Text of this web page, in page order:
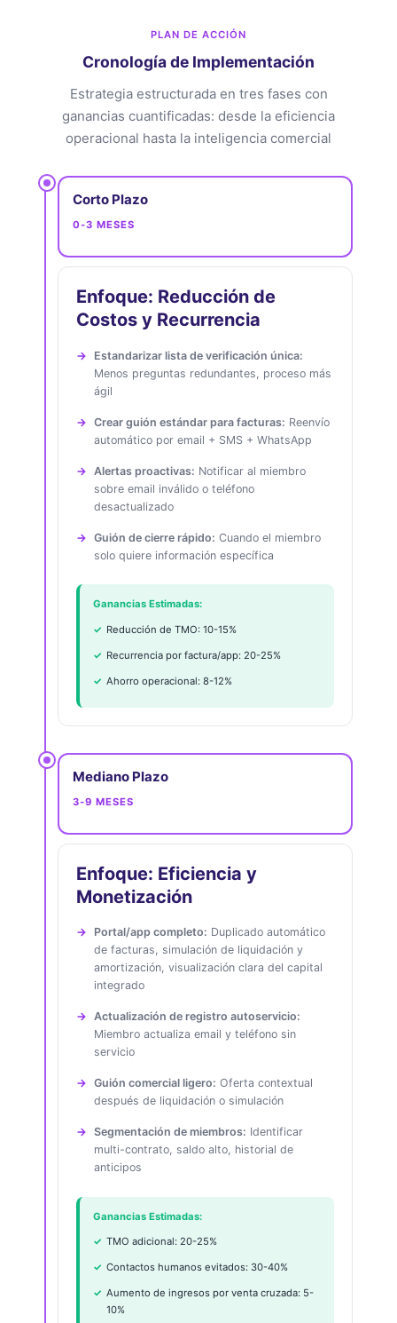
PLAN DE ACCIÓN
Cronología de Implementación
Estrategia estructurada en tres fases con
ganancias cuantificadas: desde la eficiencia
operacional hasta la inteligencia comercial
Corto Plazo
0-3 MESES
Enfoque: Reducción de
Costos y Recurrencia
Estandarizar lista de verificación única:
Menos preguntas redundantes, proceso más
ágil
Crear guión estándar para facturas: Reenvío
automático por email + SMS + WhatsApp
Alertas proactivas: Notificar al miembro
sobre email inválido o teléfono
desactualizado
Guión de cierre rápido: Cuando el miembro
solo quiere información específica
Ganancias Estimadas:
Reducción de TMO: 10-15%
Recurrencia por factura/app: 20-25%
Ahorro operacional: 8-12%
Mediano Plazo
3-9 MESES
Enfoque: Eficiencia y
Monetización
Portal/app completo: Duplicado automático
de facturas, simulación de liquidación y
amortización, visualización clara del capital
integrado
Actualización de registro autoservicio:
Miembro actualiza email y teléfono sin
servicio
Guión comercial ligero: Oferta contextual
después de liquidación o simulación
Segmentación de miembros: Identificar
multi-contrato, saldo alto, historial de
anticipos
Ganancias Estimadas:
TMO adicional: 20-25%
Contactos humanos evitados: 30-40%
Aumento de ingresos por venta cruzada: 5-
10%